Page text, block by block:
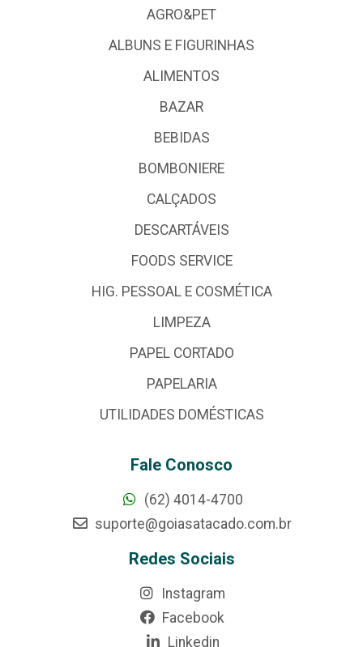
AGRO&PET
ALBUNS E FIGURINHAS
ALIMENTOS
BAZAR
BEBIDAS
BOMBONIERE
CALÇADOS
DESCARTÁVEIS
FOODS SERVICE
HIG. PESSOAL E COSMÉTICA
LIMPEZA
PAPEL CORTADO
PAPELARIA
UTILIDADES DOMÉSTICAS
Fale Conosco
(62) 4014-4700
suporte@goiasatacado.com.br
Redes Sociais
Instagram
Facebook
Linkedin